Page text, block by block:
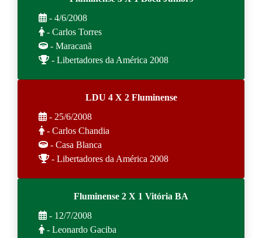
- 4/6/2008
- Carlos Torres
- Maracanã
- Libertadores da América 2008
LDU 4 X 2 Fluminense
- 25/6/2008
- Carlos Chandia
- Casa Blanca
- Libertadores da América 2008
Fluminense 2 X 1 Vitória BA
- 12/7/2008
- Leonardo Gaciba